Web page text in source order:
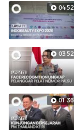
04:52
03:52
01:36